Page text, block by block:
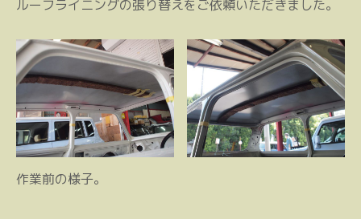
ルーフライニングの張り替えをご依頼いただきました。
作業前の様子。